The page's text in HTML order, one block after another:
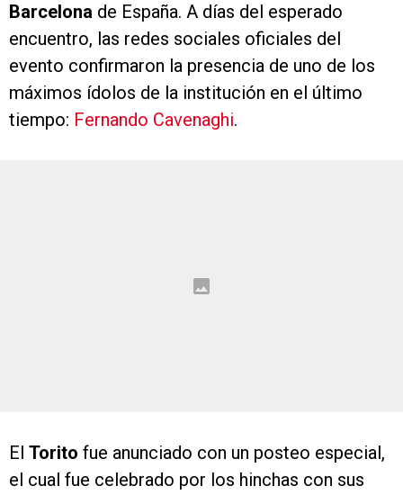
Barcelona de España. A días del esperado
encuentro, las redes sociales oficiales del
evento confirmaron la presencia de uno de los
máximos ídolos de la institución en el último
tiempo: Fernando Cavenaghi.
El Torito fue anunciado con un posteo especial,
el cual fue celebrado por los hinchas con sus